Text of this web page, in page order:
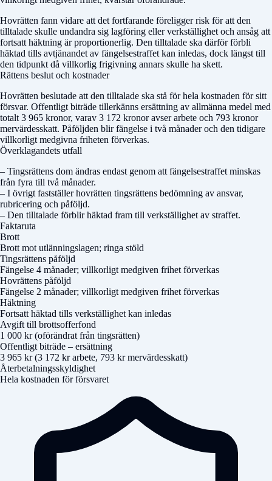
Hovrätten fann vidare att det fortfarande föreligger risk för att den
tilltalade skulle undandra sig lagföring eller verkställighet och ansåg att
fortsatt häktning är proportionerlig. Den tilltalade ska därför förbli
häktad tills avtjänandet av fängelsestraffet kan inledas, dock längst till
den tidpunkt då villkorlig frigivning annars skulle ha skett.
Rättens beslut och kostnader
Hovrätten beslutade att den tilltalade ska stå för hela kostnaden för sitt
försvar. Offentligt biträde tillerkänns ersättning av allmänna medel med
totalt 3 965 kronor, varav 3 172 kronor avser arbete och 793 kronor
mervärdesskatt. Påföljden blir fängelse i två månader och den tidigare
villkorligt medgivna friheten förverkas.
Överklagandets utfall
– Tingsrättens dom ändras endast genom att fängelsestraffet minskas
från fyra till två månader.
– I övrigt fastställer hovrätten tingsrättens bedömning av ansvar,
rubricering och påföljd.
– Den tilltalade förblir häktad fram till verkställighet av straffet.
Faktaruta
Brott
Brott mot utlänningslagen; ringa stöld
Tingsrättens påföljd
Fängelse 4 månader; villkorligt medgiven frihet förverkas
Hovrättens påföljd
Fängelse 2 månader; villkorligt medgiven frihet förverkas
Häktning
Fortsatt häktad tills verkställighet kan inledas
Avgift till brottsofferfond
1 000 kr (oförändrat från tingsrätten)
Offentligt biträde – ersättning
3 965 kr (3 172 kr arbete, 793 kr mervärdesskatt)
Återbetalningsskyldighet
Hela kostnaden för försvaret